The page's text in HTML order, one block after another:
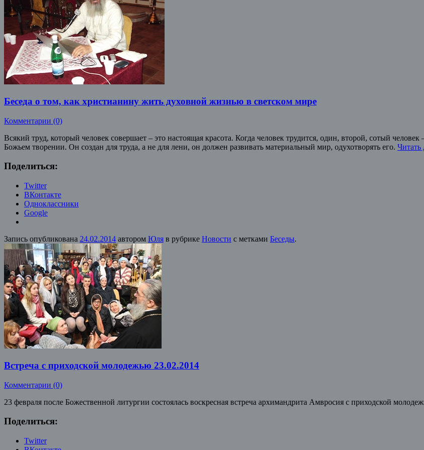
Беседа о том, как христианину жить духовной жизнью в светском мире
Комментарии (0)
Всякий труд, который человек совершает – это настоящая красота. Когда человек трудится, один, второй, сотый человек
Божьем творении. Он создан для труда, а не для лени, он должен развивать материальный мир, одухотворять его. Читать
Поделиться:
Twitter
ВКонтакте
Одноклассники
Google
Запись опубликована 24.02.2014 автором Юля в рубрике Новости с метками Беседы.
Встреча с приходской молодежью 23.02.2014
Комментарии (0)
23 февраля после Божественной литургии состоялась воскресная встреча архимандрита Амвросия с приходской
Поделиться:
Twitter